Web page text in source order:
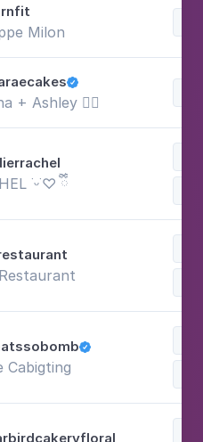
Milon

+ Ashley 👯‍♀️
˙ᵕ˙♡

Cabigting